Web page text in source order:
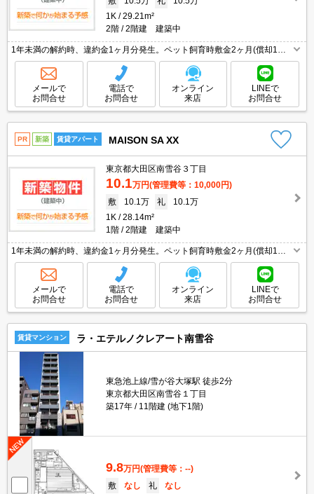
1K
29.21m²
2階
2階建 建築中
1年未満の解約時、違約金1ヶ月分発生。ペット飼育時敷金2ヶ月(償却1ヶ
月)。インターネット無料。宅配ボックスあり。追い焚き付き。消火剤・防
災グッズ代16,500円～。連帯保証人要。
メールで
お問合せ
電話で
お問合せ
オンライン
来店
LINEで
お問合せ
PR 新築 賃貸アパート MAISON SA XX
東京都大田区南雪谷３丁目
10.1万円(管理費等：10,000円)
敷
10.1万 礼
10.1万
1K
28.14m²
1階
2階建 建築中
1年未満の解約時、違約金1ヶ月分発生。ペット飼育時敷金2ヶ月(償却1ヶ
月)。宅配ボックスあり。追い焚き付き。消火剤・防災グッズ代16,500円
～。仲介手数料家賃の0.55ヵ月分。連帯保証人要。
メールで
お問合せ
電話で
お問合せ
オンライン
来店
LINEで
お問合せ
賃貸マンション ラ・エテルノクレアート南雪谷
東急池上線/雪が谷大塚駅 徒歩2分
東京都大田区南雪谷１丁目
築17年
11階建 (地下1階)
9.8万円(管理費等：--)
敷
なし 礼
なし